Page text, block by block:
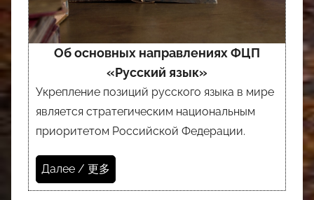
Об основных направлениях ФЦП
«Русский язык»
Укрепление позиций русского языка в мире
является стратегическим национальным
приоритетом Российской Федерации.
Далее / 更多